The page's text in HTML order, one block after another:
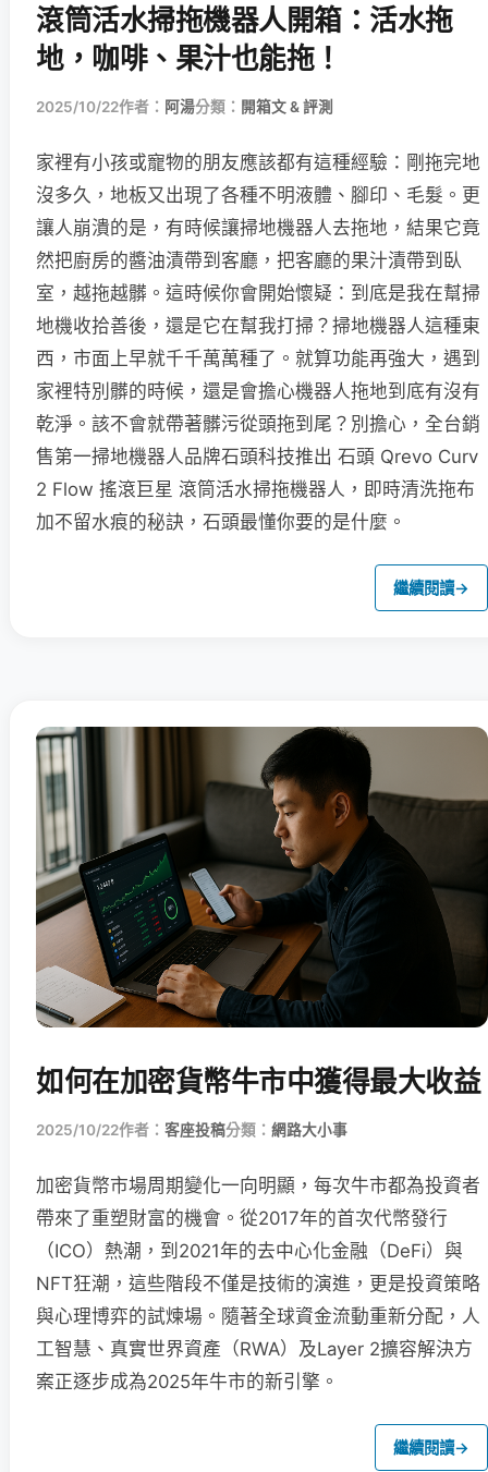
滾筒活水掃拖機器人開箱：活水拖
地，咖啡、果汁也能拖！
2025/10/22作者： 阿湯分類： 開箱文 & 評測
家裡有小孩或寵物的朋友應該都有這種經驗：剛拖完地
沒多久，地板又出現了各種不明液體、腳印、毛髮。更
讓人崩潰的是，有時候讓掃地機器人去拖地，結果它竟
然把廚房的醬油漬帶到客廳，把客廳的果汁漬帶到臥
室，越拖越髒。這時候你會開始懷疑：到底是我在幫掃
地機收拾善後，還是它在幫我打掃？掃地機器人這種東
西，市面上早就千千萬萬種了。就算功能再強大，遇到
家裡特別髒的時候，還是會擔心機器人拖地到底有沒有
乾淨。該不會就帶著髒污從頭拖到尾？別擔心，全台銷
售第一掃地機器人品牌石頭科技推出 石頭 Qrevo Curv
2 Flow 搖滾巨星 滾筒活水掃拖機器人，即時清洗拖布
加不留水痕的秘訣，石頭最懂你要的是什麼。
繼續閱讀→
如何在加密貨幣牛市中獲得最大收益
2025/10/22作者： 客座投稿分類： 網路大小事
加密貨幣市場周期變化一向明顯，每次牛市都為投資者
帶來了重塑財富的機會。從2017年的首次代幣發行
（ICO）熱潮，到2021年的去中心化金融（DeFi）與
NFT狂潮，這些階段不僅是技術的演進，更是投資策略
與心理博弈的試煉場。隨著全球資金流動重新分配，人
工智慧、真實世界資產（RWA）及Layer 2擴容解決方
案正逐步成為2025年牛市的新引擎。
繼續閱讀→